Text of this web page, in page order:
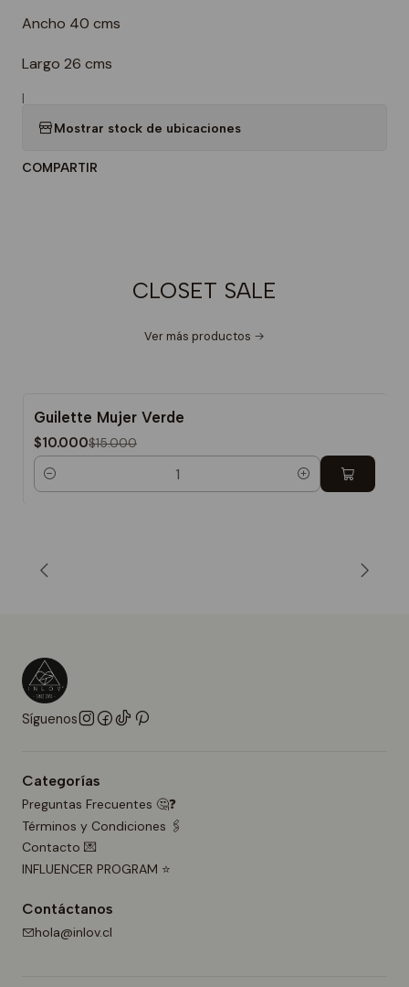
Ancho 40 cms
Largo 26 cms
|
Mostrar stock de ubicaciones
COMPARTIR
CLOSET SALE
Ver más productos
-33%
Guilette Mujer Verde
$10.000$15.000
Cantidad
Síguenos
Categorías
Preguntas Frecuentes 🤔❓
Términos y Condiciones 🖇️
Contacto 💌
INFLUENCER PROGRAM ⭐
Contáctanos
hola@inlov.cl